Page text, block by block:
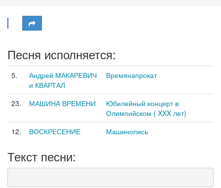
Песня исполняется:
5.
Андрей МАКАРЕВИЧ
и КВАРТАЛ
Времянапрокат
23. МАШИНА ВРЕМЕНИ
Юбилейный концерт в
Олимпийском ( XXX лет)
12.
ВОСКРЕСЕНИЕ Машинопись
Текст песни: